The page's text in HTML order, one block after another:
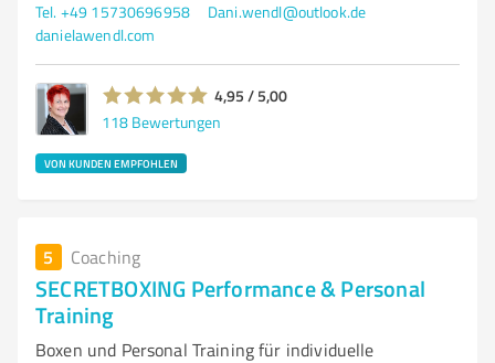
Tel. +49 15730696958
Dani.wendl@outlook.de
danielawendl.com
4,95 / 5,00
118 Bewertungen
VON KUNDEN EMPFOHLEN
5 Coaching
SECRETBOXING Performance & Personal
Training
Boxen und Personal Training für individuelle